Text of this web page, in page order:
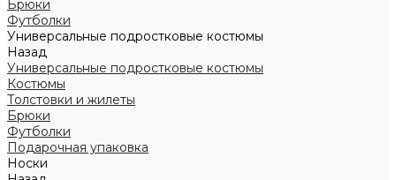
Брюки
Футболки
Универсальные подростковые костюмы
Назад
Универсальные подростковые костюмы
Костюмы
Толстовки и жилеты
Брюки
Футболки
Подарочная упаковка
Носки